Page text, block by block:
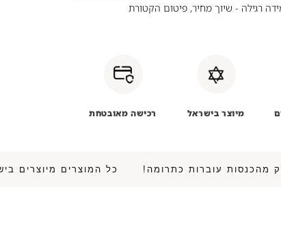
רגילה - שיוך מחיר, פיטום הקטורת
מיוצר בישראל רכישה מאובטחת
מהכנסות עוברות כתרומה!כל המוצרים